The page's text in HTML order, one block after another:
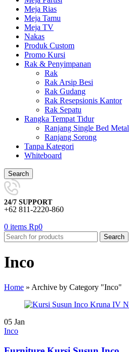
Meja Rias
Meja Tamu
Meja TV
Nakas
Produk Custom
Promo Kursi
Rak & Penyimpanan
Rak
Rak Arsip Besi
Rak Gudang
Rak Resepsionis Kantor
Rak Sepatu
Rangka Tempat Tidur
Ranjang Single Bed Metal
Ranjang Sorong
Tanpa Kategori
Whiteboard
Search
24/7 SUPPORT
+62 811-2220-860
0 items Rp0
Search
Inco
Home » Archive by Category "Inco"
05 Jan
Inco